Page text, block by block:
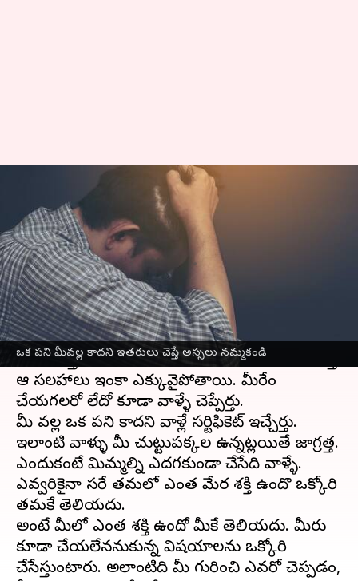
ఒక పని మీవల్ల కాదని ఇతరులు చెప్తే అస్సలు నమ్మకండి
ప్రేరణ: ఒక పని మీవల్ల కాదని వేరే
వాళ్ళు చెబితే మీరు నమ్మారంటే మీ
మీద మీకు నమ్మకం లేనట్టే
వ్రాసిన వారు Sriram Pranateja 06:13 pm
ఈ వార్తాకథనం ఏంటి
సాధారణంగాజీవితంలో ఎదుటివాళ్ళు ఎక్కువగా
సలహాలిస్తూ ఉంటారు. మీరు కొంచెం మెతకగా కనిపిస్తే
ఆ సలహాలు ఇంకా ఎక్కువైపోతాయి. మీరేం
చేయగలరో లేదో కూడా వాళ్ళే చెప్పేస్తారు.
మీ వల్ల ఒక పని కాదని వాళ్లే సర్టిఫికెట్ ఇచ్చేస్తారు.
ఇలాంటి వాళ్ళు మీ చుట్టుపక్కల ఉన్నట్లయితే జాగ్రత్త.
ఎందుకంటే మిమ్మల్ని ఎదగకుండా చేసేది వాళ్ళే.
ఎవ్వరికైనా సరే తమలో ఎంత మేర శక్తి ఉందొ ఒక్కోసారి
తమకే తెలియదు.
అంటే మీలో ఎంత శక్తి ఉందో మీకే తెలియదు. మీరు
కూడా చేయలేననుకున్న విషయాలను ఒక్కోసారి
చేసేస్తుంటారు. అలాంటిది మీ గురించి ఎవరో చెప్పడం,